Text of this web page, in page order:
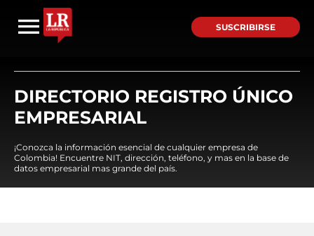
SUSCRIBIRSE
DIRECTORIO REGISTRO ÚNICO
EMPRESARIAL
¡Conozca la información esencial de cualquier empresa de
Colombia! Encuentre NIT, dirección, teléfono, y mas en la base de
datos empresarial mas grande del país.